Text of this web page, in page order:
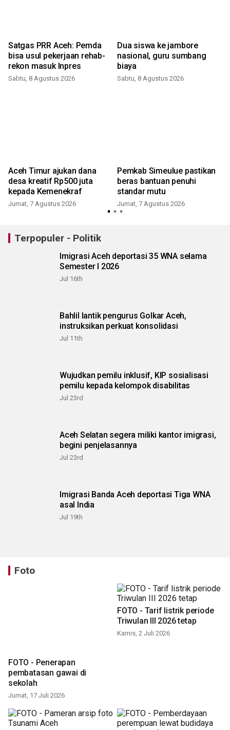
Satgas PRR Aceh: Pemda
bisa usul pekerjaan rehab-
rekon masuk Inpres
Sabtu, 8 Agustus 2026
Dua siswa ke jambore
nasional, guru sumbang
biaya
Sabtu, 8 Agustus 2026
Aceh Timur ajukan dana
desa kreatif Rp500 juta
kepada Kemenekraf
Jumat, 7 Agustus 2026
Pemkab Simeulue pastikan
beras bantuan penuhi
standar mutu
Jumat, 7 Agustus 2026
Terpopuler - Politik
Imigrasi Aceh deportasi 35 WNA selama
Semester I 2026
Jul 16th
Bahlil lantik pengurus Golkar Aceh,
instruksikan perkuat konsolidasi
Jul 11th
Wujudkan pemilu inklusif, KIP sosialisasi
pemilu kepada kelompok disabilitas
Jul 23rd
Aceh Selatan segera miliki kantor imigrasi,
begini penjelasannya
Jul 23rd
Imigrasi Banda Aceh deportasi Tiga WNA
asal India
Jul 19th
Foto
FOTO - Penerapan
pembatasan gawai di
sekolah
Jumat, 17 Juli 2026
FOTO - Tarif listrik periode
Triwulan III 2026 tetap
Kamis, 2 Juli 2026